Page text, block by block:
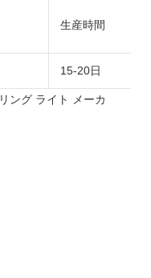
生産時間
15-20日